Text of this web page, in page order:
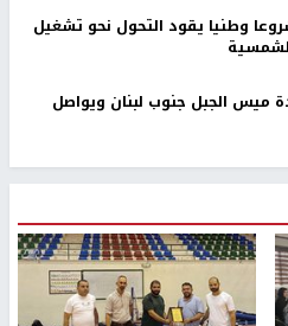
وطنيا يقود التحول نحو تشغيل
ميس الجبل جنوب لبنان ويواصل